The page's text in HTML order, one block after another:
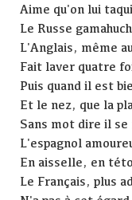
Aime qu'on lui
Le Russe
L'Anglais, même
Fait laver quatre
Puis quand il est
Et le nez, que la
Sans mot dire il
L'espagnol
En aisselle, en
Le Français, plus